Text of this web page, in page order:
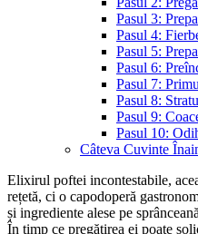
Pasul 3:
Pasul 4:
Pasul 5:
Pasul 6:
Pasul 7:
Pasul 8:
Pasul 9:
Pasul 10:
Câteva Cuvinte
Elixirul poftei incontestabile,
rețetă, ci o capodoperă
și ingrediente alese pe
În timp ce pregătirea ei poate